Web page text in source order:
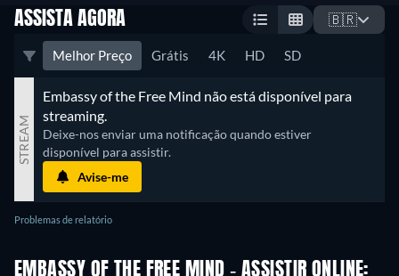
ASSISTA AGORA 🇧🇷
Melhor Preço Grátis 4K HD SD
STREAM
Embassy of the Free Mind não está disponível para
streaming.
Deixe-nos enviar uma notificação quando estiver
disponível para assistir.
Avise-me
Problemas de relatório
EMBASSY OF THE FREE MIND - ASSISTIR ONLINE: